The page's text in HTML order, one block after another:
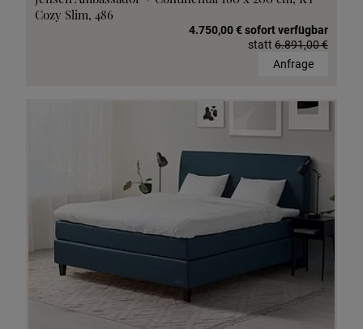
Cozy Slim, 486
4.750,00 € sofort verfügbar
statt 6.891,00 €
Anfrage